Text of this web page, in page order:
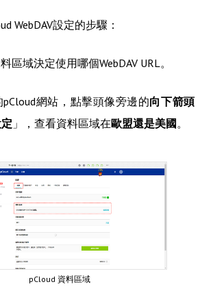
WebDAV設定的步驟：
區域決定使用哪個WebDAV URL。
pCloud網站，點擊頭像旁邊的向下箭頭
」，查看資料區域在歐盟還是美國。
pCloud 資料區域